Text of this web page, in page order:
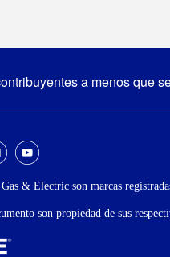
a menos que
& Electric son marcas
son propiedad de sus